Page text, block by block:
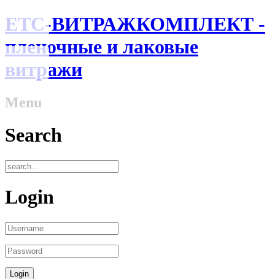
ЕТС-ВИТРАЖКОМПЛЕКТ -
пленочные и лаковые
витражи
Menu
Search
Login